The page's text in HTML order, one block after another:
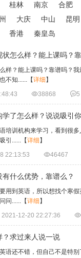
桂林 南京
合肥
大庆 中山
昆明
香港 秦皇岛
怎么样？能上课吗？
样？能上课吗？靠谱吗？
不知...... 【详细 】
38868 5
学了怎么样？说说吸引
培训机构来学习，看到很
引...... 【详细 】
22:13:53 46467
什么优势，靠谱么？
用到英语，所以想找个寒
问​...... 【详细 】
2021-12-20 22:27:36 
？求过来人说一说
语还不错，但自己不是特